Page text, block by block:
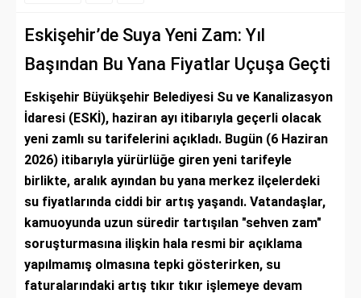
Eskişehir’de Suya Yeni Zam: Yıl
Başından Bu Yana Fiyatlar Uçuşa Geçti
Eskişehir Büyükşehir Belediyesi Su ve Kanalizasyon
İdaresi (ESKİ), haziran ayı itibarıyla geçerli olacak
yeni zamlı su tarifelerini açıkladı. Bugün (6 Haziran
2026) itibarıyla yürürlüğe giren yeni tarifeyle
birlikte, aralık ayından bu yana merkez ilçelerdeki
su fiyatlarında ciddi bir artış yaşandı. Vatandaşlar,
kamuoyunda uzun süredir tartışılan "sehven zam"
soruşturmasına ilişkin hala resmi bir açıklama
yapılmamış olmasına tepki gösterirken, su
faturalarındaki artış tıkır tıkır işlemeye devam